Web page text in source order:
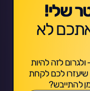
שלי!
לא
לזה להיות
שיעזרו לכם לקחת
להתייבש?